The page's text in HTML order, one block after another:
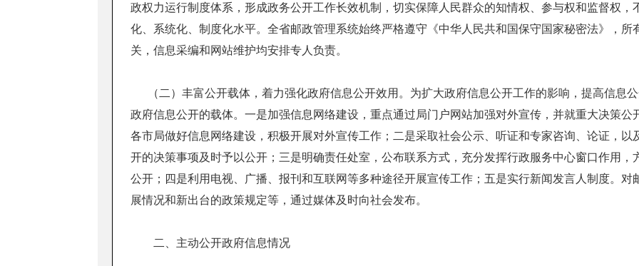
政权力运行制度体系，形成政务公开工作长效机制，切实保障人民群众的知情权、参与权和监督权，
化、系统化、制度化水平。全省邮政管理系统始终严格遵守《中华人民共和国保守国家秘密法》，所
关，信息采编和网站维护均安排专人负责。
（二）丰富公开载体，着力强化政府信息公开效用。 为扩大政府信息公开工作的影响，提高信息
政府信息公开的载体。一是加强信息网络建设，重点通过局门户网站加强对外宣传，并就重大决策
各市局做好信息网络建设，积极开展对外宣传工作；二是采取社会公示、听证和专家咨询、论证，
开的决策事项及时予以公开；三是明确责任处室，公布联系方式，充分发挥行政服务中心窗口作用
公开；四是利用电视、广播、报刊和互联网等多种途径开展宣传工作；五是实行新闻发言人制度。
展情况和新出台的政策规定等，通过媒体及时向社会发布。
二、主动公开政府信息情况